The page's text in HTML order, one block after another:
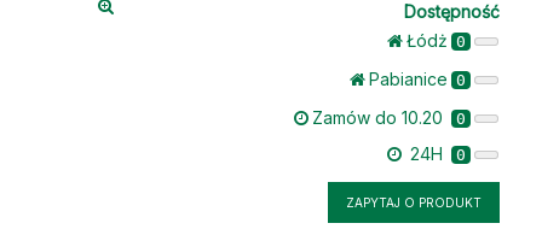
Dostępność
Łódż 0
Pabianice 0
Zamów do 10.20 0
24H 0
ZAPYTAJ O PRODUKT